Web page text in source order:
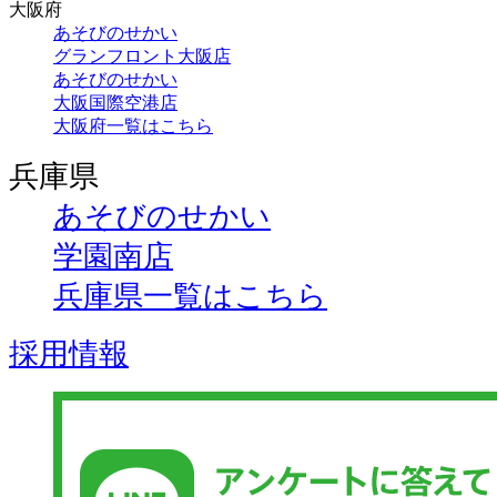
大阪府
あそびのせかい
グランフロント大阪店
あそびのせかい
大阪国際空港店
大阪府一覧はこちら
兵庫県
あそびのせかい
学園南店
兵庫県一覧はこちら
採用情報